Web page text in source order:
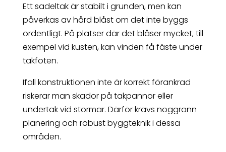
Ett sadeltak är stabilt i grunden, men kan
påverkas av hård blåst om det inte byggs
ordentligt. På platser där det blåser mycket, till
exempel vid kusten, kan vinden få fäste under
takfoten.
Ifall konstruktionen inte är korrekt förankrad
riskerar man skador på takpannor eller
undertak vid stormar. Därför krävs noggrann
planering och robust byggteknik i dessa
områden.